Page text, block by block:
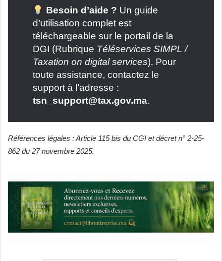
Besoin d’aide ? Un guide
d’utilisation complet est
téléchargeable sur le portail de la
DGI (Rubrique Téléservices SIMPL /
Taxation on digital services). Pour
toute assistance, contactez le
support à l’adresse :
tsn_support@tax.gov.ma.
Références légales : Article 115 bis du CGI et décret n° 2-25-
862 du 27 novembre 2025.